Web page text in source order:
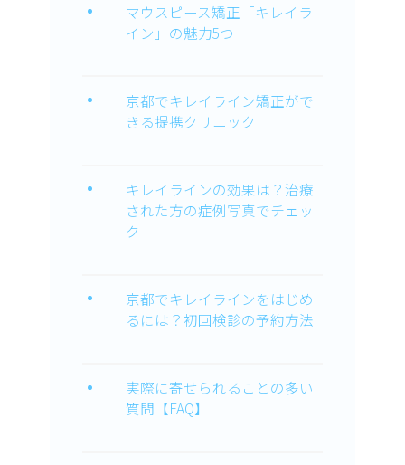
マウスピース矯正「キレイラ
イン」の魅力5つ
京都でキレイライン矯正がで
きる提携クリニック
キレイラインの効果は？治療
された方の症例写真でチェッ
ク
京都でキレイラインをはじめ
るには？初回検診の予約方法
実際に寄せられることの多い
質問【FAQ】